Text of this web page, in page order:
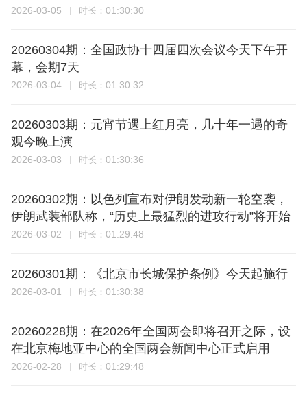
2026-03-05 时长： 01:30:30
20260304期：全国政协十四届四次会议今天下午开
幕，会期7天
2026-03-04 时长： 01:30:32
20260303期：元宵节遇上红月亮，几十年一遇的奇
观今晚上演
2026-03-03 时长： 01:30:36
20260302期：以色列宣布对伊朗发动新一轮空袭，
伊朗武装部队称，“历史上最猛烈的进攻行动”将开始
2026-03-02 时长： 01:29:48
20260301期：《北京市长城保护条例》今天起施行
2026-03-01 时长： 01:30:38
20260228期：在2026年全国两会即将召开之际，设
在北京梅地亚中心的全国两会新闻中心正式启用
2026-02-28 时长： 01:29:48